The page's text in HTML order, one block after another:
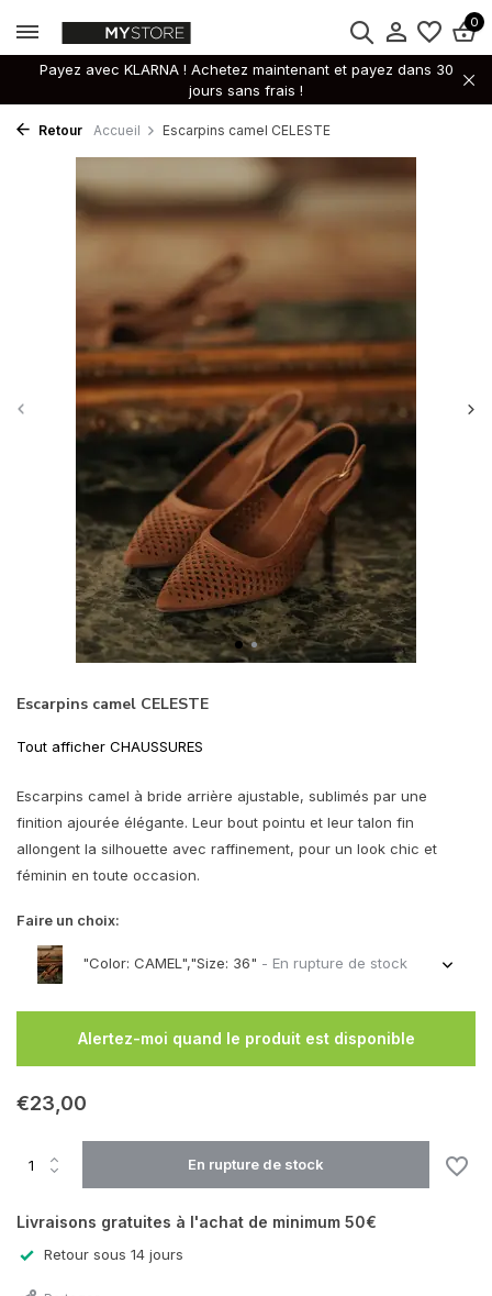
0
Payez avec KLARNA ! Achetez maintenant et payez dans 30
jours sans frais !
Retour Accueil Escarpins camel CELESTE
Escarpins camel CELESTE
Tout afficher CHAUSSURES
Escarpins camel à bride arrière ajustable, sublimés par une
finition ajourée élégante. Leur bout pointu et leur talon fin
allongent la silhouette avec raffinement, pour un look chic et
féminin en toute occasion.
Faire un choix:
"Color: CAMEL","Size: 36" - En rupture de stock
En rupture de stock
En rupture de stock
Alertez-moi quand le produit est disponible
€23,00
En rupture de stock
Livraisons gratuites à l'achat de minimum 50€
Retour sous 14 jours